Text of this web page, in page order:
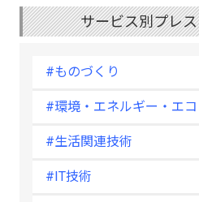
サービス別プレ
#ものづくり
#環境・エネルギー・エコ
#生活関連技術
#IT技術